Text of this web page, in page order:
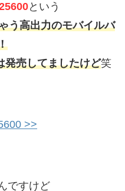
という
う高出力のモバイルバ
発売してましたけど笑
>>
ですけど